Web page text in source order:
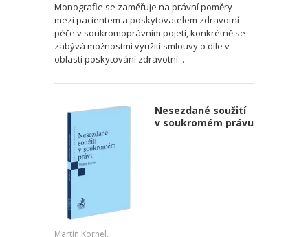
Monografie se zaměřuje na právní poměry
mezi pacientem a poskytovatelem zdravotní
péče v soukromoprávním pojetí, konkrétně se
zabývá možnostmi využití smlouvy o díle v
oblasti poskytování zdravotní...
Nesezdané soužití
v soukromém právu
Martin Kornel,